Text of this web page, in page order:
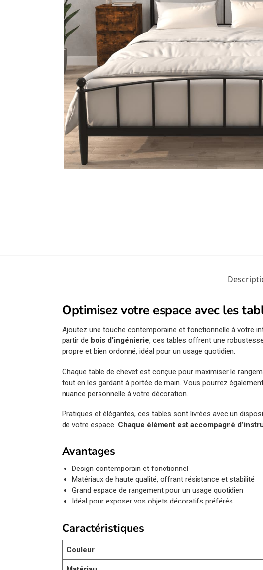
Optimisez votre espace avec les
Ajoutez une touche contemporaine et fonctionnelle à votre
partir de bois d’ingénierie, ces tables offrent une
propre et bien ordonné, idéal pour un usage quotidien.
Chaque table de chevet est conçue pour maximiser le
tout en les gardant à portée de main. Vous pourrez
nuance personnelle à votre décoration.
Pratiques et élégantes, ces tables sont livrées avec un
de votre espace. Chaque élément est accompagné
Avantages
Design contemporain et fonctionnel
Matériaux de haute qualité, offrant résistance et stabilité
Grand espace de rangement pour un usage quotidien
Idéal pour exposer vos objets décoratifs préférés
Caractéristiques
Couleur